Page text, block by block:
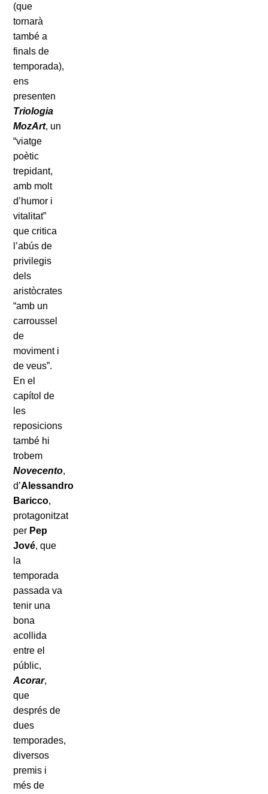
(que
tornarà
també a
finals de
temporada),
ens
presenten
Triologia
MozArt, un
“viatge
poètic
trepidant,
amb molt
d’humor i
vitalitat”
que critica
l’abús de
privilegis
dels
aristòcrates
“amb un
carroussel
de
moviment i
de veus”.
En el
capítol de
les
reposicions
també hi
trobem
Novecento,
d’Alessandro
Baricco,
protagonitzat
per Pep
Jové, que
la
temporada
passada va
tenir una
bona
acollida
entre el
públic,
Acorar,
que
després de
dues
temporades,
diversos
premis i
més de